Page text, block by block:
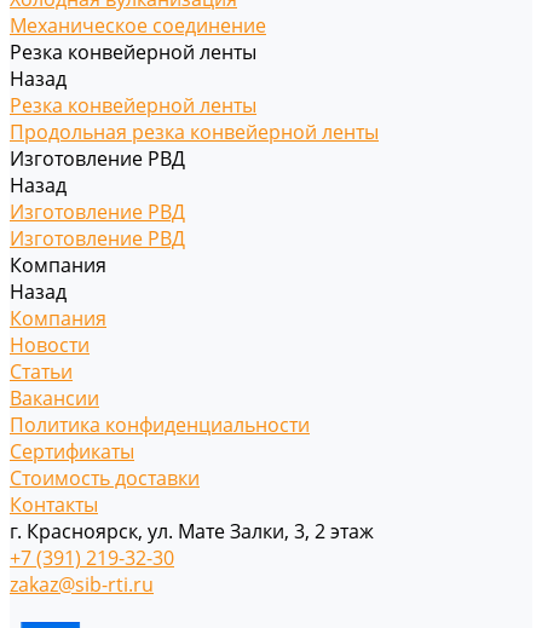
Механическое соединение
Резка конвейерной ленты
Назад
Резка конвейерной ленты
Продольная резка конвейерной ленты
Изготовление РВД
Назад
Изготовление РВД
Изготовление РВД
Компания
Назад
Компания
Новости
Статьи
Вакансии
Политика конфиденциальности
Сертификаты
Стоимость доставки
Контакты
г. Красноярск, ул. Мате Залки, 3, 2 этаж
+7 (391) 219-32-30
zakaz@sib-rti.ru